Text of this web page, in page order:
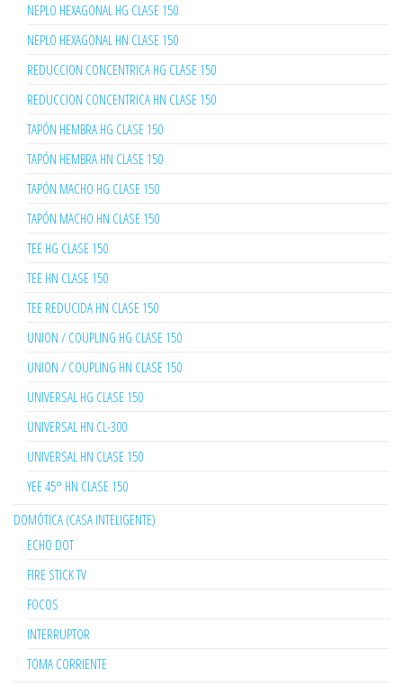
NEPLO HEXAGONAL HG CLASE 150
NEPLO HEXAGONAL HN CLASE 150
REDUCCION CONCENTRICA HG CLASE 150
REDUCCION CONCENTRICA HN CLASE 150
TAPÓN HEMBRA HG CLASE 150
TAPÓN HEMBRA HN CLASE 150
TAPÓN MACHO HG CLASE 150
TAPÓN MACHO HN CLASE 150
TEE HG CLASE 150
TEE HN CLASE 150
TEE REDUCIDA HN CLASE 150
UNION / COUPLING HG CLASE 150
UNION / COUPLING HN CLASE 150
UNIVERSAL HG CLASE 150
UNIVERSAL HN CL-300
UNIVERSAL HN CLASE 150
YEE 45° HN CLASE 150
DOMÓTICA (CASA INTELIGENTE)
ECHO DOT
FIRE STICK TV
FOCOS
INTERRUPTOR
TOMA CORRIENTE